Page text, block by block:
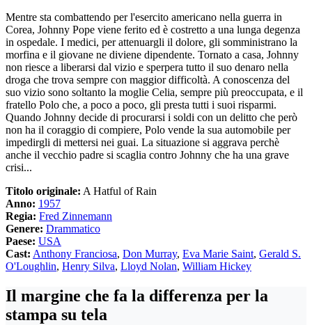
Mentre sta combattendo per l'esercito americano nella guerra in
Corea, Johnny Pope viene ferito ed è costretto a una lunga degenza
in ospedale. I medici, per attenuargli il dolore, gli somministrano la
morfina e il giovane ne diviene dipendente. Tornato a casa, Johnny
non riesce a liberarsi dal vizio e sperpera tutto il suo denaro nella
droga che trova sempre con maggior difficoltà. A conoscenza del
suo vizio sono soltanto la moglie Celia, sempre più preoccupata, e il
fratello Polo che, a poco a poco, gli presta tutti i suoi risparmi.
Quando Johnny decide di procurarsi i soldi con un delitto che però
non ha il coraggio di compiere, Polo vende la sua automobile per
impedirgli di mettersi nei guai. La situazione si aggrava perchè
anche il vecchio padre si scaglia contro Johnny che ha una grave
crisi...
Titolo originale: A Hatful of Rain
Anno: 1957
Regia: Fred Zinnemann
Genere: Drammatico
Paese: USA
Cast: Anthony Franciosa, Don Murray, Eva Marie Saint, Gerald S.
O'Loughlin, Henry Silva, Lloyd Nolan, William Hickey
Il margine che fa la differenza per la
stampa su tela